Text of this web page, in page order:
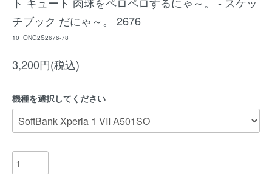
チブック だにゃ～。 2676
10_ONG2S2676-78
3,200円(税込)
機種を選択してください